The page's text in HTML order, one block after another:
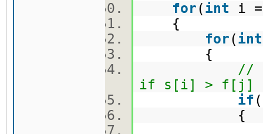
for(int i
{
for(int
{
//
if s[i] > f[j]
if
{